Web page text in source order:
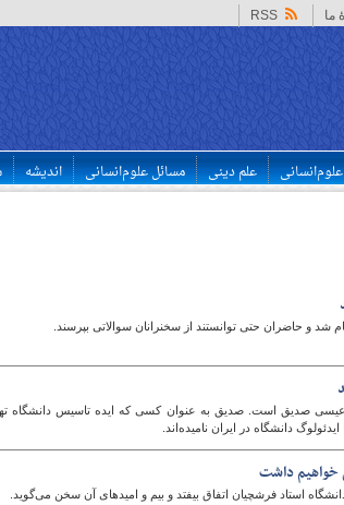
ما RSS
علم دینی مسائل علوم‌انسانی اندیشه
شد و حاضران حتی توانستند از سخنرانان سوالاتی بپرسند.
عیسی صدیق است. صدیق به عنوان کسی که ایده تاسیس دانشگاه
دانشگاه در ایران نامیده‌اند.
خواهیم داشت
استاد فرشچیان اتفاق بیفتد و بیم و امیدهای آن سخن می‌گوید.